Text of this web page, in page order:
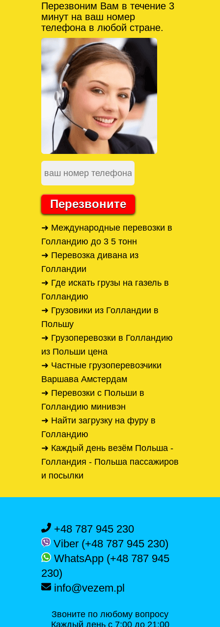
Перезвоним Вам в течение 3
минут на ваш номер
телефона в любой стране.
Перезвоните
➜ Международные перевозки в
Голландию до 3 5 тонн
➜ Перевозка дивана из
Голландии
➜ Где искать грузы на газель в
Голландию
➜ Грузовики из Голландии в
Польшу
➜ Грузоперевозки в Голландию
из Польши цена
➜ Частные грузоперевозчики
Варшава Амстердам
➜ Перевозки с Польши в
Голландию минивэн
➜ Найти загрузку на фуру в
Голландию
➜ Каждый день везём Польша -
Голландия - Польша пассажиров
и посылки
+48 787 945 230
Viber (+48 787 945 230)
WhatsApp (+48 787 945
230)
info@vezem.pl
Звоните по любому вопросу
Каждый день с 7:00 до 21:00